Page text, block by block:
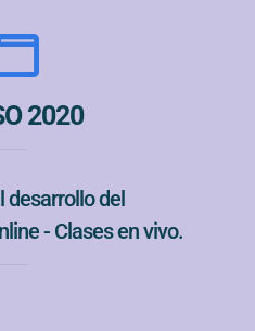
2020
desarrollo del
- Clases en vivo.